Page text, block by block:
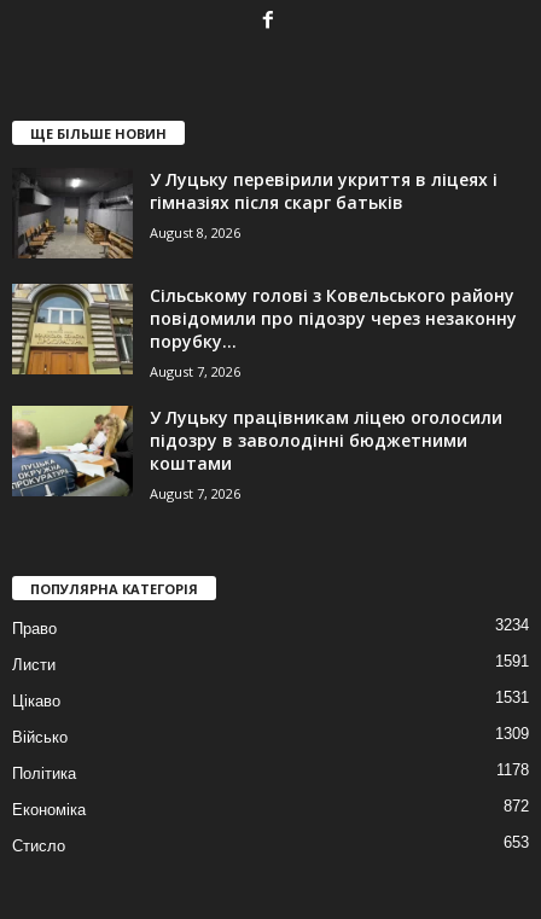
ЩЕ БІЛЬШЕ НОВИН
У Луцьку перевірили укриття в ліцеях і
гімназіях після скарг батьків
August 8, 2026
Сільському голові з Ковельського району
повідомили про підозру через незаконну
порубку...
August 7, 2026
У Луцьку працівникам ліцею оголосили
підозру в заволодінні бюджетними
коштами
August 7, 2026
ПОПУЛЯРНА КАТЕГОРІЯ
Право 3234
Листи 1591
Цікаво 1531
Військо 1309
Політика 1178
Економіка 872
Стисло 653